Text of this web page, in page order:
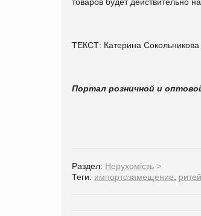
ТЕКСТ: Катерина Сокольникова
Портал розничной и
Раздел: Нерухомість >
Теги: импортозамещение